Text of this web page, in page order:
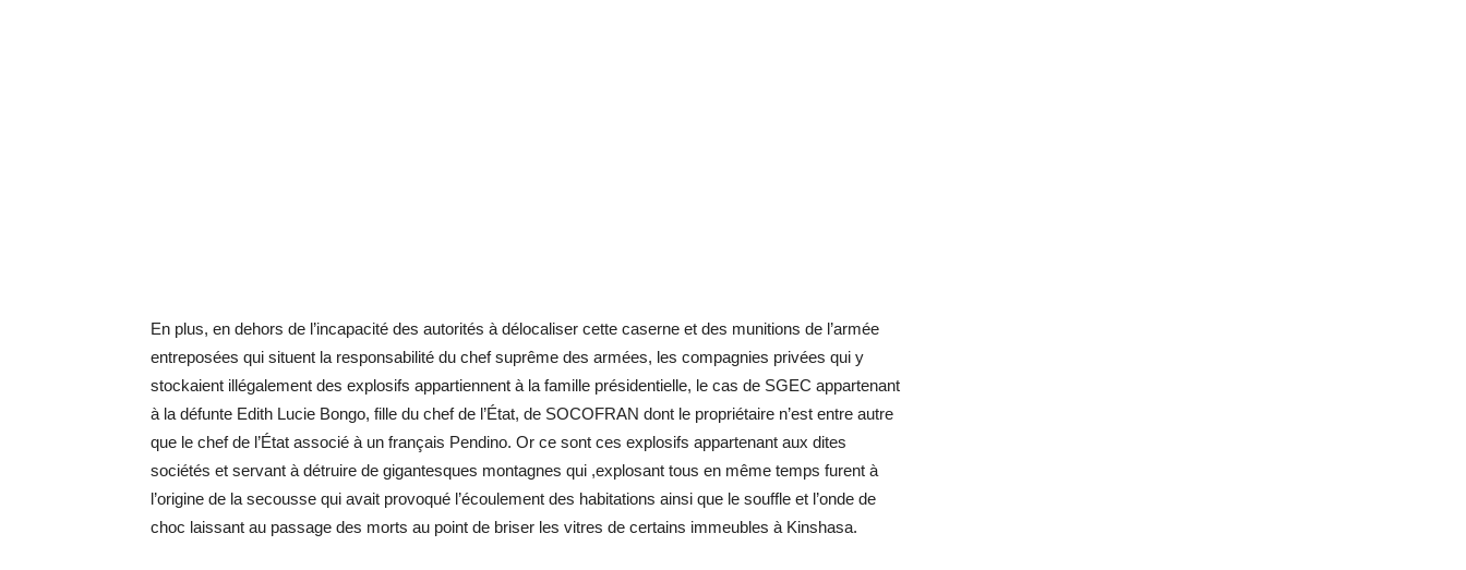
En plus, en dehors de l’incapacité des autorités à délocaliser cette caserne et des munitions de l’armée
entreposées qui situent la responsabilité du chef suprême des armées, les compagnies privées qui y
stockaient illégalement des explosifs appartiennent à la famille présidentielle, le cas de SGEC appartenant
à la défunte Edith Lucie Bongo, fille du chef de l’État, de SOCOFRAN dont le propriétaire n’est entre autre
que le chef de l’État associé à un français Pendino. Or ce sont ces explosifs appartenant aux dites
sociétés et servant à détruire de gigantesques montagnes qui ,explosant tous en même temps furent à
l’origine de la secousse qui avait provoqué l’écoulement des habitations ainsi que le souffle et l’onde de
choc laissant au passage des morts au point de briser les vitres de certains immeubles à Kinshasa.